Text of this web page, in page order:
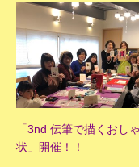
「3nd 伝筆で描くおし
状」開催！！